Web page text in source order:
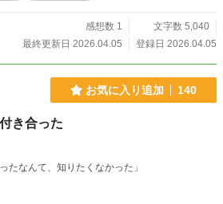
感想数 1
文字数 5,040
最終更新日 2026.04.05
登録日 2026.04.05
お気に入り追加 140
き合った
たなんて、知りたくなかった」